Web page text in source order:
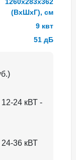
(ВхШхГ), см
9 квт
51 дБ
24 кВТ -
36 кВТ